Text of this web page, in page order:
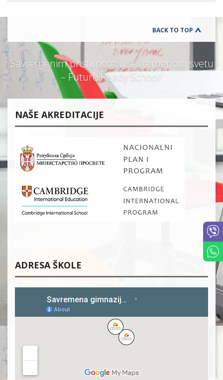
BACK TO TOP
Savremenim pristupom u savremenom svetu
– Future Ready School!
NAŠE AKREDITACIJE
ADRESA ŠKOLE